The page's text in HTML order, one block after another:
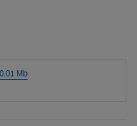
Mb